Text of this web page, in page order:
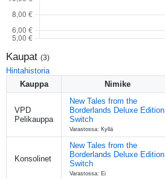
Kaupat (3)
Hintahistoria
Kauppa
Nimike
VPD
Pelikauppa
New Tales from the
Borderlands Deluxe Edition
Switch
Varastossa: Kyllä
Konsolinet
New Tales from the
Borderlands Deluxe Edition
Switch
Varastossa: Ei